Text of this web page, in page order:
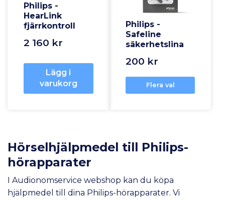
Philips -
HearLink
fjärrkontroll
2 160 kr
Lägg i
varukorg
Philips -
Safeline
säkerhetslina
200 kr
Flera val
Hörselhjälpmedel till Philips-
hörapparater
I Audionomservice webshop kan du köpa
hjälpmedel till dina Philips-hörapparater. Vi